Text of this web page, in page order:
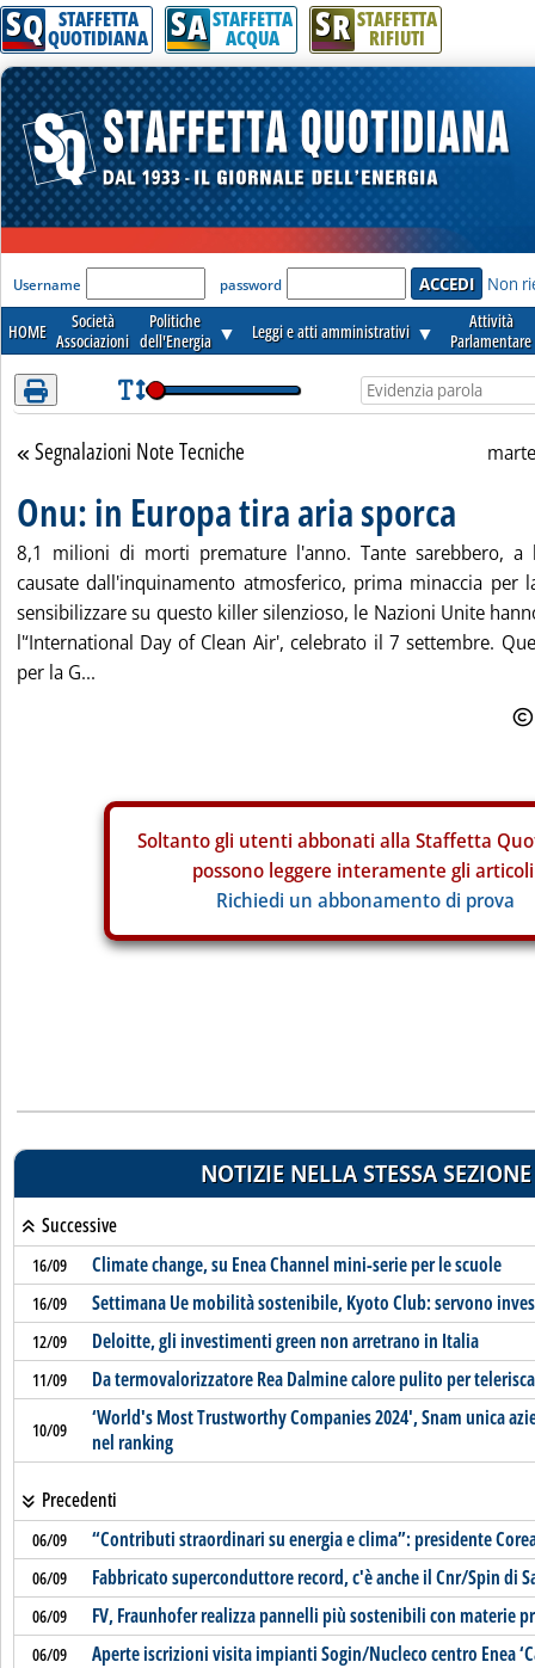
Attenzione! Esegui l'accesso per lèggere interamente la notizia.
SQ STAFFETTA
QUOTIDIANA SA STAFFETTA
ACQUA SR STAFFETTA
RIFIUTI
'Modulo Login per accedere'
Username password Non
HOME
Società
Associazioni
Politiche
dell'Energia ▼ Leggi e atti amministrativi ▼
Attività
Parlamentare
Torna alla sezione
Segnalazioni Note Tecniche
Onu: in Europa tira aria sporca
8,1 milioni di morti premature l'anno. Tante sarebbero, a
causate dall'inquinamento atmosferico, prima minaccia per
sensibilizzare su questo killer silenzioso, le Nazioni Unite
l'‘International Day of Clean Air', celebrato il 7 settembre.
per la G...
Soltanto gli utenti abbonati alla Staffetta
possono leggere interamente gli
Richiedi un abbonamento di prova
NOTIZIE NELLA STESSA SEZIONE
Successive
16/09 Climate change, su Enea Channel mini-serie per le scuole
16/09 Settimana Ue mobilità sostenibile, Kyoto Club: servono
12/09 Deloitte, gli investimenti green non arretrano in Italia
11/09 Da termovalorizzatore Rea Dalmine calore pulito per
10/09
‘World's Most Trustworthy Companies 2024', Snam unica
nel ranking
Precedenti
06/09 “Contributi straordinari su energia e clima”: presidente
06/09 Fabbricato superconduttore record, c'è anche il Cnr/Spin di
06/09 FV, Fraunhofer realizza pannelli più sostenibili con materie
06/09 Aperte iscrizioni visita impianti Sogin/Nucleco centro Enea